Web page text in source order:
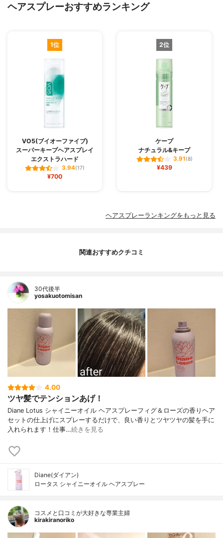
ヘアスプレーおすすめランキング
1位
VO5(ブイオーファイブ)
スーパーキープヘアスプレイ
エクストラハード
3.94(17)
¥700
2位
ケープ
ナチュラル&キープ
3.91(8)
¥439
ヘアスプレーランキングをもっと見る
関連おすすめクチコミ
30代後半
yosakuotomisan
4.00
ツヤ髪でテンションあげ！
Diane Lotus シャイニーオイル ヘアスプレーフィグ＆ローズの香りヘア
セットの仕上げにスプレーするだけで、良い香りとツヤツヤの髪を手に
入れられます！仕事…続きを見る
Diane(ダイアン)
ロータス シャイニーオイル ヘアスプレー
コスメと口コミが大好きな専業主婦
kirakiranoriko